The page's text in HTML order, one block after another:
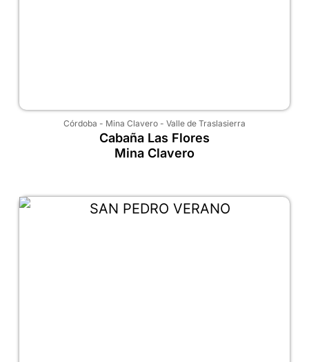
Córdoba - Mina Clavero - Valle de Traslasierra
Cabaña Las Flores
Mina Clavero